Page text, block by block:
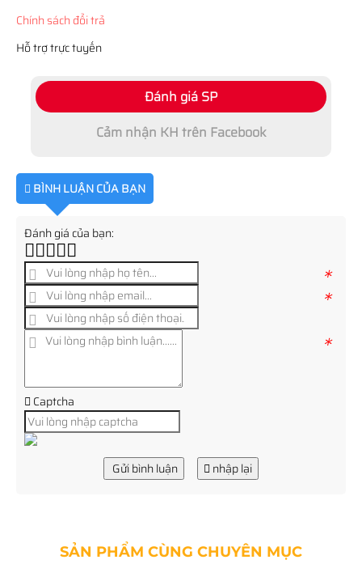
Chính sách đổi trả
Hỗ trợ trực tuyến
Đánh giá SP
Cảm nhận KH trên Facebook
BÌNH LUẬN CỦA BẠN
Đánh giá của bạn:
*
*
*
Captcha
Gửi bình luận nhập lại
SẢN PHẨM CÙNG CHUYÊN MỤC